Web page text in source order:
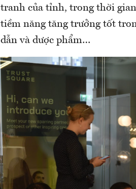
tranh của tỉnh, trong thời
tiềm năng tăng trưởng tốt
dẫn và dược phẩm…